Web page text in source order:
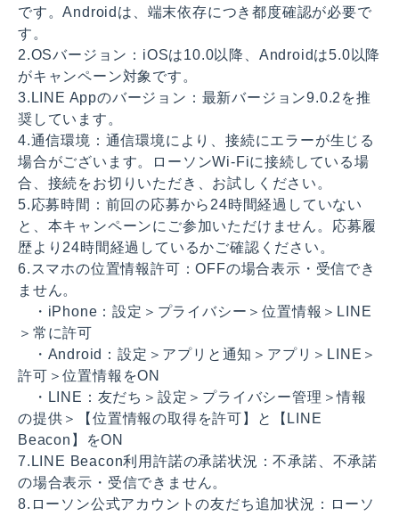
です。Androidは、端末依存につき都度確認が必要で
す。
2.OSバージョン：iOSは10.0以降、Androidは5.0以降
がキャンペーン対象です。
3.LINE Appのバージョン：最新バージョン9.0.2を推
奨しています。
4.通信環境：通信環境により、接続にエラーが生じる
場合がございます。ローソンWi-Fiに接続している場
合、接続をお切りいただき、お試しください。
5.応募時間：前回の応募から24時間経過していない
と、本キャンペーンにご参加いただけません。応募履
歴より24時間経過しているかご確認ください。
6.スマホの位置情報許可：OFFの場合表示・受信でき
ません。
・iPhone：設定＞プライバシー＞位置情報＞LINE
＞常に許可
・Android：設定＞アプリと通知＞アプリ＞LINE＞
許可＞位置情報をON
・LINE：友だち＞設定＞プライバシー管理＞情報
の提供＞【位置情報の取得を許可】と【LINE
Beacon】をON
7.LINE Beacon利用許諾の承諾状況：不承諾、不承諾
の場合表示・受信できません。
8.ローソン公式アカウントの友だち追加状況：ローソ